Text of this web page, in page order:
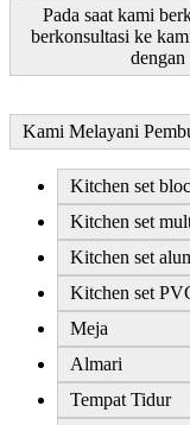
Pada saat kami
berkonsultasi ke
Kami Melayani
Kitchen set
Kitchen set
Kitchen set
Kitchen set
Meja
Almari
Tempat Tidur